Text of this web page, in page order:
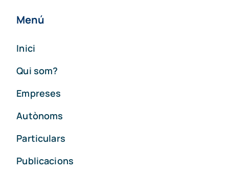
Menú
Inici
Qui som?
Empreses
Autònoms
Particulars
Publicacions